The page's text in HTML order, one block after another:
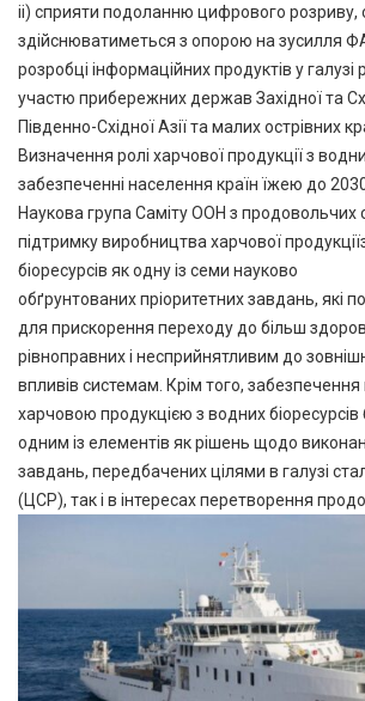
ii) сприяти подоланню цифрового розриву,
здійснюватиметься з опорою на зусилля
розробці інформаційних продуктів у галузі
участю прибережних держав Західної та
Південно-Східної Азії та малих острівних
Визначення ролі харчової продукції з
забезпеченні населення країн їжею до 2030
Наукова група Саміту ООН з продовольчих
підтримку виробництва харчової
біоресурсів як одну із семи науково
обґрунтованих пріоритетних завдань, які
для прискорення переходу до більш
рівноправних і несприйнятливим до
впливів системам. Крім того,
харчовою продукцією з водних
одним із елементів як рішень щодо
завдань, передбачених цілями в галузі
(ЦСР), так і в інтересах перетворення